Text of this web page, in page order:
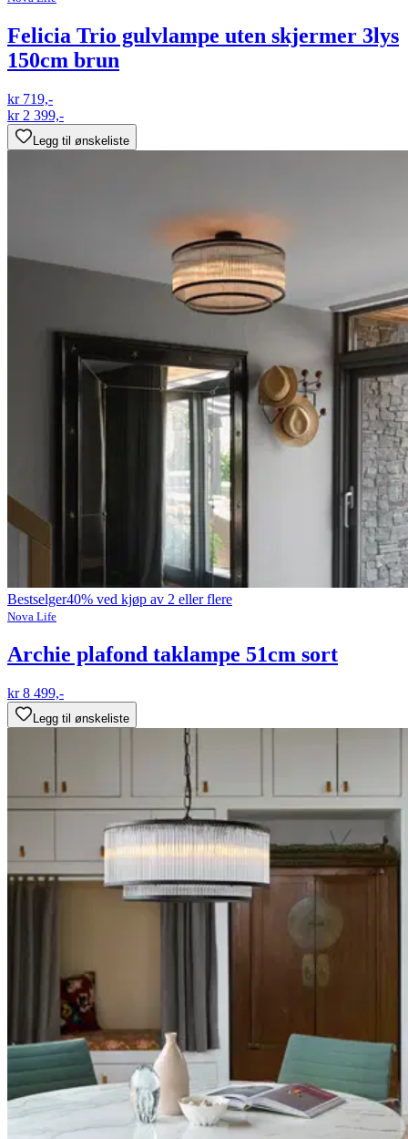
Felicia Trio gulvlampe uten skjermer 3lys
150cm brun
kr 719,-
kr 2 399,-
Legg til ønskeliste
Bestselger40% ved kjøp av 2 eller flere
Nova Life
Archie plafond taklampe 51cm sort
kr 8 499,-
Legg til ønskeliste